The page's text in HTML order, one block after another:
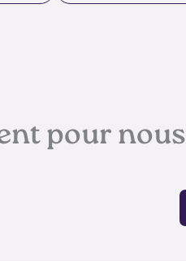
pour nous